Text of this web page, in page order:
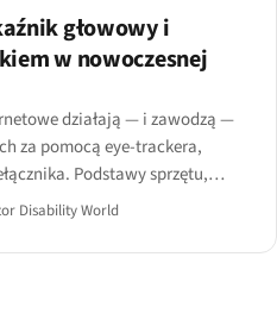
głowowy i
w nowoczesnej
działają — i zawodzą —
za pomocą eye-trackera,
Podstawy sprzętu,
odporne na sterowanie
Disability World